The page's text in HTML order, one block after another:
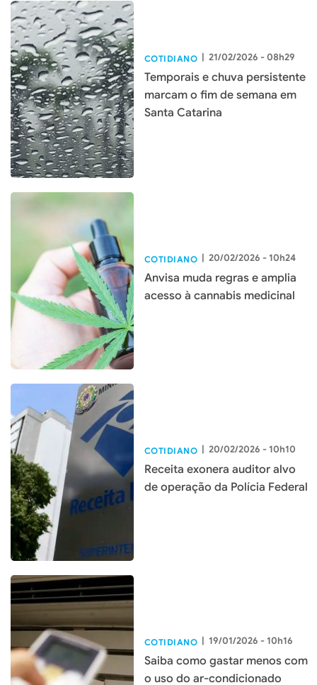
COTIDIANO | 21/02/2026 - 08h29
Temporais e chuva persistente
marcam o fim de semana em
Santa Catarina
COTIDIANO | 20/02/2026 - 10h24
Anvisa muda regras e amplia
acesso à cannabis medicinal
COTIDIANO | 20/02/2026 - 10h10
Receita exonera auditor alvo
de operação da Polícia Federal
COTIDIANO | 19/01/2026 - 10h16
Saiba como gastar menos com
o uso do ar-condicionado